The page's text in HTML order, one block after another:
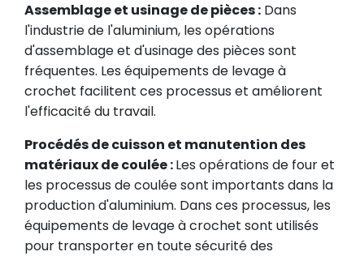
Assemblage et usinage de pièces : Dans
l'industrie de l'aluminium, les opérations
d'assemblage et d'usinage des pièces sont
fréquentes. Les équipements de levage à
crochet facilitent ces processus et améliorent
l'efficacité du travail.
Procédés de cuisson et manutention des
matériaux de coulée :Les opérations de four et
les processus de coulée sont importants dans la
production d'aluminium. Dans ces processus, les
équipements de levage à crochet sont utilisés
pour transporter en toute sécurité des